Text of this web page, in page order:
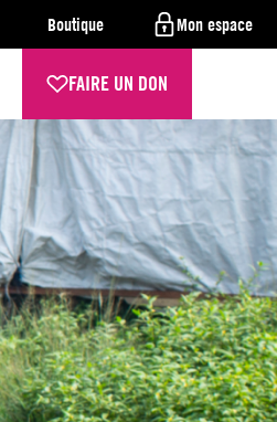
Boutique Mon espace
FAIRE UN DON